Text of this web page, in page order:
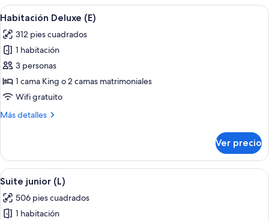
(Deluxe,
E)
Abrir
todas
las
fotos
de
Habitación
Deluxe
Habitación de hotel con una cama
5
Habitación Deluxe (E)
312 pies cuadrados
1 habitación
3 personas
1 cama King o 2 camas matrimoniales
Wifi gratuito
Más detalles
Más
Deluxe
(E)
Ver precio
Abrir
todas
las
fotos
Una habitación de hotel moderna
5
Suite junior (L)
506 pies cuadrados
1 habitación